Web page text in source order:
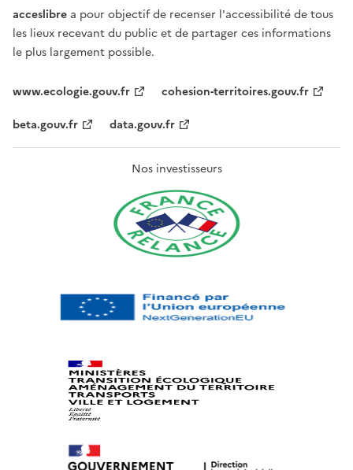
acceslibre a pour objectif de recenser l'accessibilité de tous
les lieux recevant du public et de partager ces informations
le plus largement possible.
www.ecologie.gouv.fr
cohesion-territoires.gouv.fr
beta.gouv.fr
data.gouv.fr
Nos investisseurs